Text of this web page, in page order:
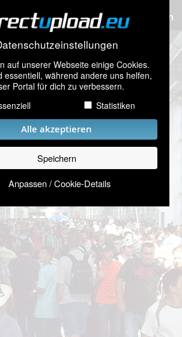
auf unserer Webseite einige Cookies.
essentiell, während andere uns helfen,
Portal für dich zu verbessern.
Statistiken
Alle akzeptieren
Speichern
Anpassen / Cookie-Details
Bilder hochladen